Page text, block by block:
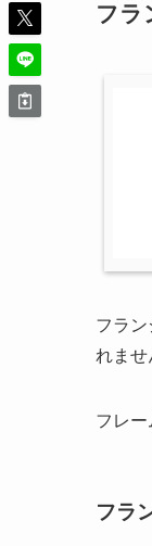
フラ
フラ
れませ
フレー
フラ